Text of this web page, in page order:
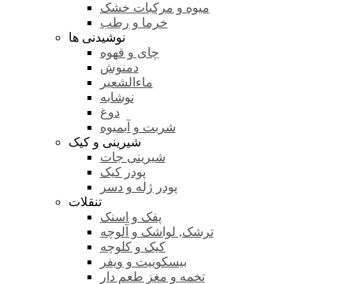
میوه و مرکبات خشک
خرما و رطب
نوشیدنی ها
چای و قهوه
دمنوش
ماءالشعیر
نوشابه
دوغ
شربت و آبمیوه
شیرینی و کیک
شیرینی جات
پودر کیک
پودر ژله و دسر
تنقلات
پفک و اسنک
ترشک, لواشک و آلوچه
کیک و کلوچه
بیسکوییت و ویفر
تخمه و مغز طعم دار